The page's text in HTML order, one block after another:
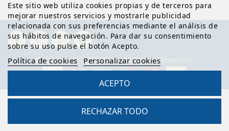
Este sitio web utiliza cookies propias y de terceros para
mejorar nuestros servicios y mostrarle publicidad
relacionada con sus preferencias mediante el análisis de
sus hábitos de navegación. Para dar su consentimiento
sobre su uso pulse el botón Acepto.
Política de cookies Personalizar cookies
RECHAZAR TODO
ACEPTO
© Copyright 2026 BŌA. All Rights Reserved.